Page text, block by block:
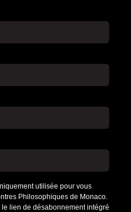
utilisée pour vous
Philosophiques de Monaco.
lien de désabonnement intégré